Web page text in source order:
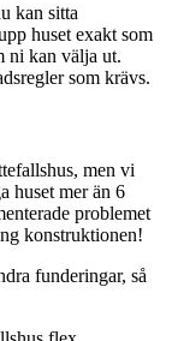
kan sitta
huset exakt som
ni kan välja ut.
som krävs.
men vi
huset mer än 6
problemet
konstruktionen!
funderingar, så